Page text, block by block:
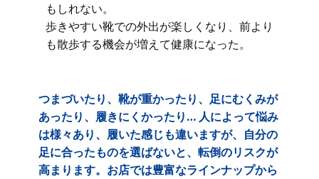
もしれない。
歩きやすい靴での外出が楽しくなり、前より
も散歩する機会が増えて健康になった。
つまづいたり、靴が重かったり、足にむくみが
あったり、履きにくかったり… 人によって悩み
は様々あり、履いた感じも違いますが、自分の
足に合ったものを選ばないと、転倒のリスクが
高まります。お店では豊富なラインナップから